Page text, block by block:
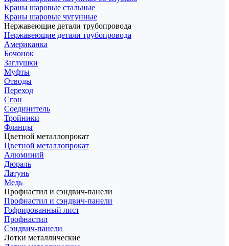
Краны шаровые стальные
Краны шаровые чугунные
Нержавеющие детали трубопровода
Нержавеющие детали трубопровода
Американка
Бочонок
Заглушки
Муфты
Отводы
Переход
Сгон
Соединитель
Тройники
Фланцы
Цветной металлопрокат
Цветной металлопрокат
Алюминий
Дюраль
Латунь
Медь
Профнастил и сэндвич-панели
Профнастил и сэндвич-панели
Гофрированный лист
Профнастил
Сэндвич-панели
Лотки металлические